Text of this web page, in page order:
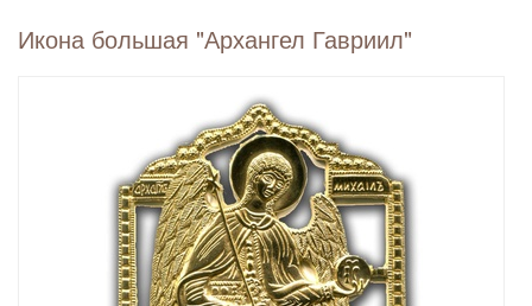
Икона большая "Архангел Гавриил"